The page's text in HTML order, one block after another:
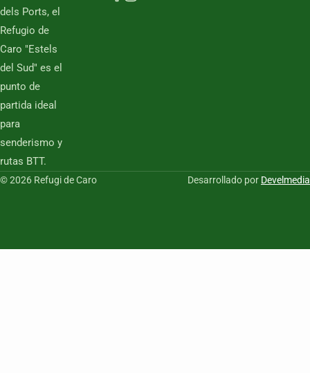
dels Ports, el
Refugio de
Caro "Estels
del Sud" es el
punto de
partida ideal
para
senderismo y
rutas BTT.
© 2026 Refugi de Caro Desarrollado por Develmedia